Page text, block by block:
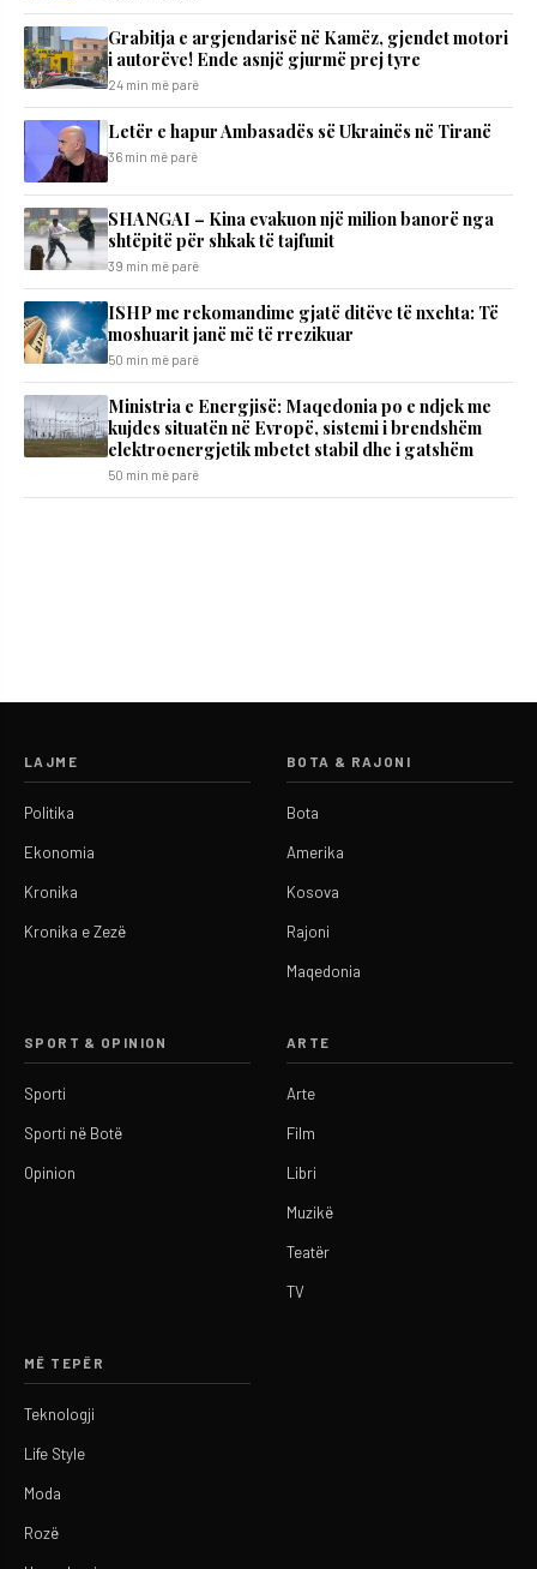
Grabitja e argjendarisë në Kamëz, gjendet motori
i autorëve! Ende asnjë gjurmë prej tyre
24 min më parë
Letër e hapur Ambasadës së Ukrainës në Tiranë
36 min më parë
SHANGAI – Kina evakuon një milion banorë nga
shtëpitë për shkak të tajfunit
39 min më parë
ISHP me rekomandime gjatë ditëve të nxehta: Të
moshuarit janë më të rrezikuar
50 min më parë
Ministria e Energjisë: Maqedonia po e ndjek me
kujdes situatën në Evropë, sistemi i brendshëm
elektroenergjetik mbetet stabil dhe i gatshëm
50 min më parë
LAJME
Politika
Ekonomia
Kronika
Kronika e Zezë
BOTA & RAJONI
Bota
Amerika
Kosova
Rajoni
Maqedonia
SPORT & OPINION
Sporti
Sporti në Botë
Opinion
ARTE
Arte
Film
Libri
Muzikë
Teatër
TV
MË TEPËR
Teknologji
Life Style
Moda
Rozë